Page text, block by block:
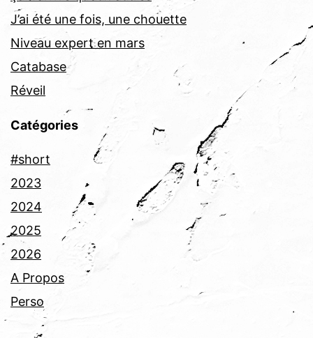
J’ai été une fois, une chouette
Niveau expert en mars
Catabase
Réveil
Catégories
#short
2023
2024
2025
2026
A Propos
Perso